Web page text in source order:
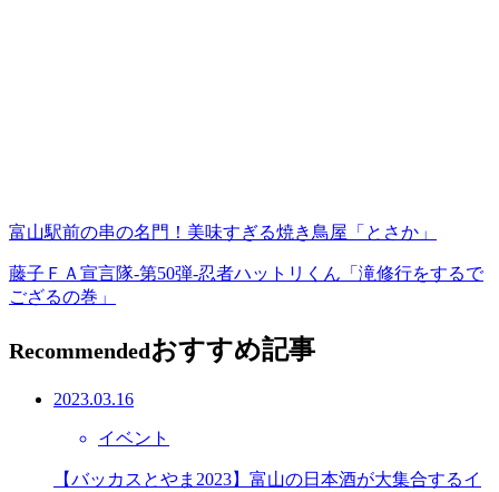
富山駅前の串の名門！美味すぎる焼き鳥屋「とさか」
藤子ＦＡ宣言隊-第50弾-忍者ハットリくん「滝修行をするで
ござるの巻」
Recommendedおすすめ記事
2023.03.16
イベント
【バッカスとやま2023】富山の日本酒が大集合するイ